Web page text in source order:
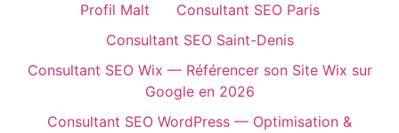
Profil Malt
Consultant SEO Paris
Consultant SEO Saint-Denis
Consultant SEO Wix — Référencer son Site Wix sur
Google en 2026
Consultant SEO WordPress — Optimisation &